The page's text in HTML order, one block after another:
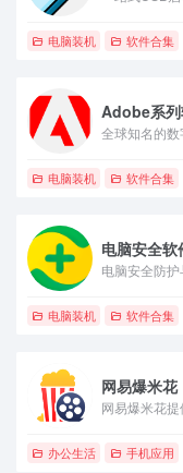
电脑装机 软件合集
Adobe系
全球知名的
电脑装机 软件合集
电脑安全软
电脑安全防护
电脑装机 软件合集
网易爆米花
网易爆米花提
办公生活 手机应用